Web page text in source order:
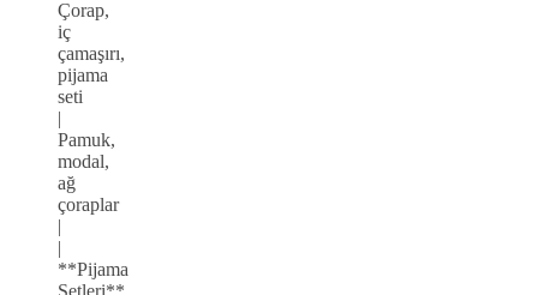
Çorap,
iç
çamaşırı,
pijama
seti
|
Pamuk,
modal,
ağ
çoraplar
|
|
**Pijama